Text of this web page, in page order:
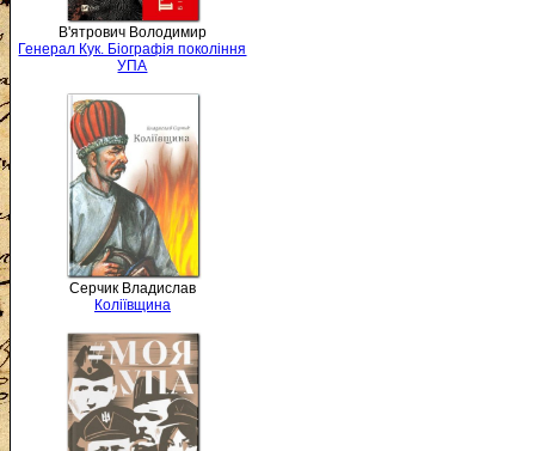
В'ятрович Володимир
Генерал Кук. Біографія покоління
УПА
Серчик Владислав
Коліївщина